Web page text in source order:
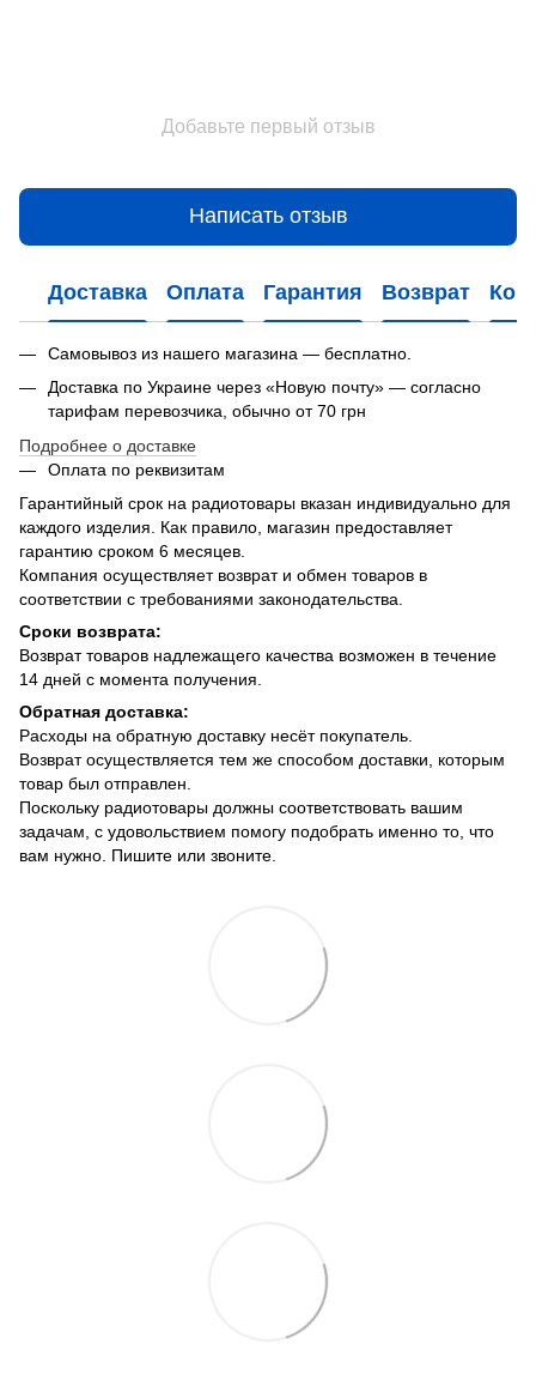
Добавьте первый отзыв
Написать отзыв
Доставка Оплата Гарантия Возврат
Самовывоз из нашего магазина — бесплатно.
Доставка по Украине через «Новую почту» — согласно
тарифам перевозчика, обычно от 70 грн
Подробнее о доставке
Оплата по реквизитам
Гарантийный срок на радиотовары вказан индивидуально для
каждого изделия. Как правило, магазин предоставляет
гарантию сроком 6 месяцев.
Компания осуществляет возврат и обмен товаров в
соответствии с требованиями законодательства.
Сроки возврата:
Возврат товаров надлежащего качества возможен в течение
14 дней с момента получения.
Обратная доставка:
Расходы на обратную доставку несёт покупатель.
Возврат осуществляется тем же способом доставки, которым
товар был отправлен.
Поскольку радиотовары должны соответствовать вашим
задачам, с удовольствием помогу подобрать именно то, что
вам нужно. Пишите или звоните.